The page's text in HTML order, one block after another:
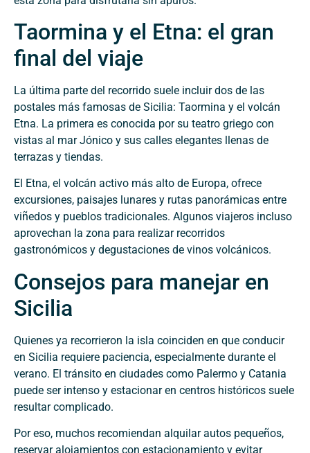
Taormina y el Etna: el gran
final del viaje
La última parte del recorrido suele incluir dos de las
postales más famosas de Sicilia: Taormina y el volcán
Etna. La primera es conocida por su teatro griego con
vistas al mar Jónico y sus calles elegantes llenas de
terrazas y tiendas.
El Etna, el volcán activo más alto de Europa, ofrece
excursiones, paisajes lunares y rutas panorámicas entre
viñedos y pueblos tradicionales. Algunos viajeros incluso
aprovechan la zona para realizar recorridos
gastronómicos y degustaciones de vinos volcánicos.
Consejos para manejar en
Sicilia
Quienes ya recorrieron la isla coinciden en que conducir
en Sicilia requiere paciencia, especialmente durante el
verano. El tránsito en ciudades como Palermo y Catania
puede ser intenso y estacionar en centros históricos suele
resultar complicado.
Por eso, muchos recomiendan alquilar autos pequeños,
reservar alojamientos con estacionamiento y evitar